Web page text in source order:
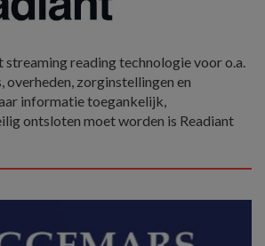
reading technologie voor o.a.
overheden, zorginstellingen en
informatie toegankelijk,
ontsloten moet worden is Readiant